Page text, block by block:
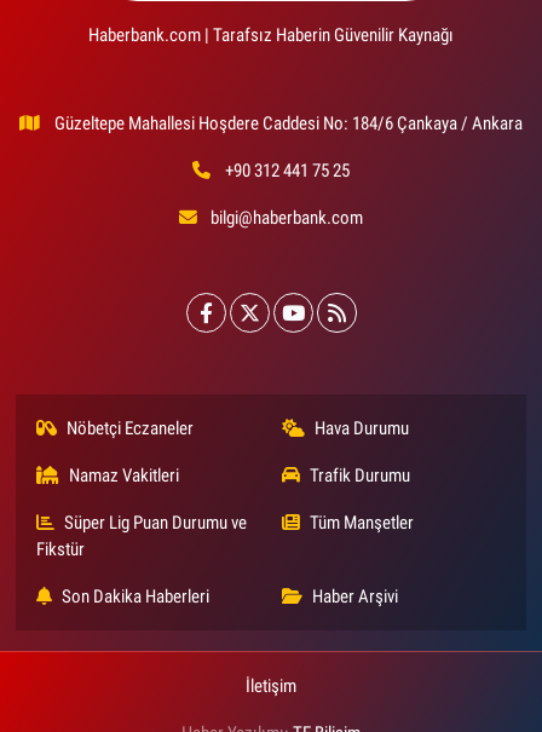
Haberbank.com | Tarafsız Haberin Güvenilir Kaynağı
Güzeltepe Mahallesi Hoşdere Caddesi No: 184/6 Çankaya / Ankara
+90 312 441 75 25
bilgi@haberbank.com
Nöbetçi Eczaneler Hava Durumu
Namaz Vakitleri Trafik Durumu
Süper Lig Puan Durumu ve
Fikstür
Tüm Manşetler
Son Dakika Haberleri Haber Arşivi
İletişim